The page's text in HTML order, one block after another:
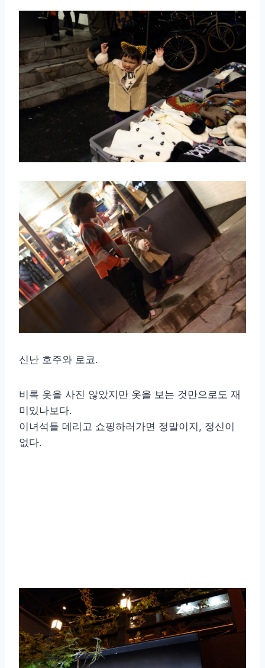
신난 호주와 로코.
비록 옷을 사진 않았지만 옷을 보는 것만으로도 재
미있나보다.
이녀석들 데리고 쇼핑하러가면 정말이지, 정신이
없다.